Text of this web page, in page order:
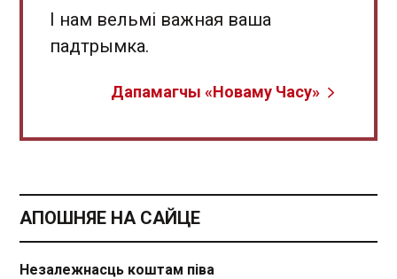
І нам вельмі важная ваша
падтрымка.
Дапамагчы «Новаму Часу»
АПОШНЯЕ НА САЙЦЕ
Незалежнасць коштам піва